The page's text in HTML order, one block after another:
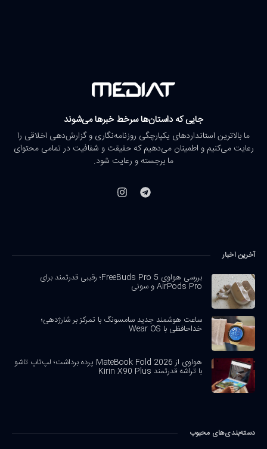
جایی که داستان‌ها سرخط خبرها می‌شوند
ما بالاترین استانداردهای یکپارچگی روزنامه‌نگاری و گزارش‌دهی اخلاقی را
رعایت می‌کنیم و اطمینان می‌دهیم که حقیقت و شفافیت در تمامی محتوای
ما برجسته و رعایت شود.
آخرین اخبار
بررسی هواوی FreeBuds Pro 5؛ رقیبی قدرتمند برای
AirPods Pro و سونی
ساعت هوشمند جدید سامسونگ با تمرکز بر شارژدهی؛
خداحافظی با Wear OS
هواوی از MateBook Fold 2026 پرده برداشت؛ لپ‌تاپ تاشو
با تراشه قدرتمند Kirin X90 Plus
دسته‌بندی‌های محبوب